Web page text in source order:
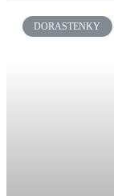
DORASTENKY